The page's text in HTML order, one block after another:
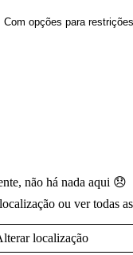
Com opções para
não há nada aqui 😞
ou ver todas
localização